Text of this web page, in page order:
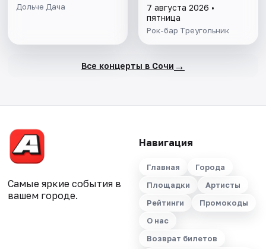
Дольче Дача
7 августа 2026 •
пятница
Рок-бар Треугольник
Все концерты в Сочи →
Самые яркие события в
вашем городе.
Навигация
Главная
Города
Площадки
Артисты
Рейтинги
Промокоды
О нас
Возврат билетов